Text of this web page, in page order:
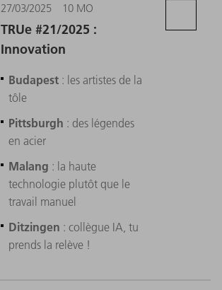
27/03/2025 10 MO
TRUe #21/2025 :
Innovation
Budapest : les artistes de la
tôle
Pittsburgh : des légendes
en acier
Malang : la haute
technologie plutôt que le
travail manuel
Ditzingen : collègue IA, tu
prends la relève !